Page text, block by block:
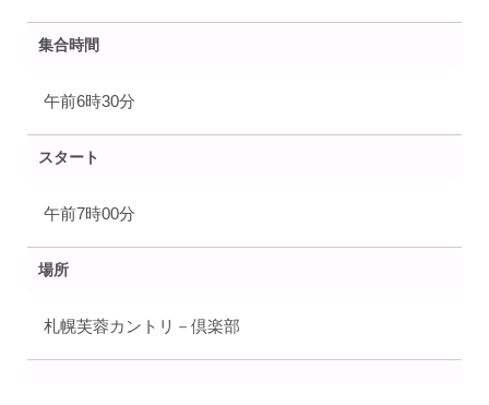
集合時間
午前6時30分
スタート
午前7時00分
場所
札幌芙蓉カントリ－倶楽部